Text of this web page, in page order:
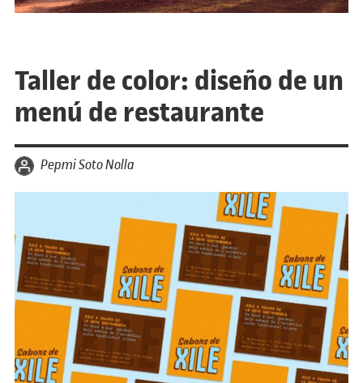
Taller de color: diseño de un
menú de restaurante
por Pepmi Soto Nolla